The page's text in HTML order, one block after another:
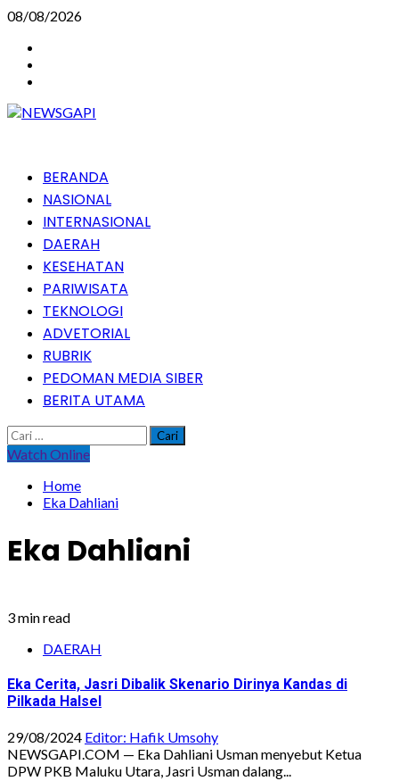
Skip
content
08/08/2026
PrimaryBERANDA
NASIONAL
INTERNASIONAL
DAERAH
KESEHATAN
PARIWISATA
TEKNOLOGI
ADVETORIAL
RUBRIK
PEDOMAN MEDIA SIBER
BERITA UTAMA
Cari
untuk:
Watch Online
Home
Eka Dahliani
Eka Dahliani
3 min read
DAERAH
Eka Cerita, Jasri Dibalik Skenario Dirinya Kandas di
Pilkada Halsel
29/08/2024 Editor: Hafik Umsohy
NEWSGAPI.COM — Eka Dahliani Usman menyebut Ketua
DPW PKB Maluku Utara, Jasri Usman dalang...